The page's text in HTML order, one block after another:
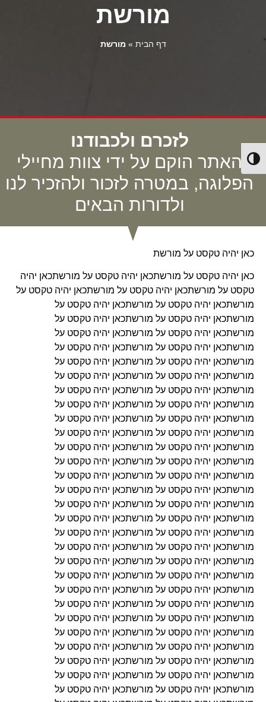
Toggle High Contrast
מורשת
דף הבית » מורשת
לזכרם ולכבודנו
האתר הוקם על ידי צוות מחיילי
הפלוגה, במטרה לזכור ולהזכיר לנו
ולדורות הבאים
כאן יהיה טקסט על מורשת
כאן יהיה טקסט על מורשתכאן יהיה טקסט על מורשתכאן יהיה
טקסט על מורשתכאן יהיה טקסט על מורשתכאן יהיה טקסט על
מורשתכאן יהיה טקסט על מורשתכאן יהיה טקסט על
מורשתכאן יהיה טקסט על מורשתכאן יהיה טקסט על
מורשתכאן יהיה טקסט על מורשתכאן יהיה טקסט על
מורשתכאן יהיה טקסט על מורשתכאן יהיה טקסט על
מורשתכאן יהיה טקסט על מורשתכאן יהיה טקסט על
מורשתכאן יהיה טקסט על מורשתכאן יהיה טקסט על
מורשתכאן יהיה טקסט על מורשתכאן יהיה טקסט על
מורשתכאן יהיה טקסט על מורשתכאן יהיה טקסט על
מורשתכאן יהיה טקסט על מורשתכאן יהיה טקסט על
מורשתכאן יהיה טקסט על מורשתכאן יהיה טקסט על
מורשתכאן יהיה טקסט על מורשתכאן יהיה טקסט על
מורשתכאן יהיה טקסט על מורשתכאן יהיה טקסט על
מורשתכאן יהיה טקסט על מורשתכאן יהיה טקסט על
מורשתכאן יהיה טקסט על מורשתכאן יהיה טקסט על
מורשתכאן יהיה טקסט על מורשתכאן יהיה טקסט על
מורשתכאן יהיה טקסט על מורשתכאן יהיה טקסט על
מורשתכאן יהיה טקסט על מורשתכאן יהיה טקסט על
מורשתכאן יהיה טקסט על מורשתכאן יהיה טקסט על
מורשתכאן יהיה טקסט על מורשתכאן יהיה טקסט על
מורשתכאן יהיה טקסט על מורשתכאן יהיה טקסט על
מורשתכאן יהיה טקסט על מורשתכאן יהיה טקסט על
מורשתכאן יהיה טקסט על מורשתכאן יהיה טקסט על
מורשתכאן יהיה טקסט על מורשתכאן יהיה טקסט על
מורשתכאן יהיה טקסט על מורשתכאן יהיה טקסט על
מורשתכאן יהיה טקסט על מורשתכאן יהיה טקסט על
מורשתכאן יהיה טקסט על מורשתכאן יהיה טקסט על
מורשתכאן יהיה טקסט על מורשתכאן יהיה טקסט על
מורשתכאן יהיה טקסט על מורשתכאן יהיה טקסט על